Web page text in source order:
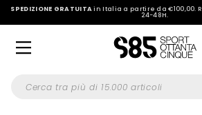
SPEDIZIONE GRATUITAin Italia a partire da €100,00.
24-48H.